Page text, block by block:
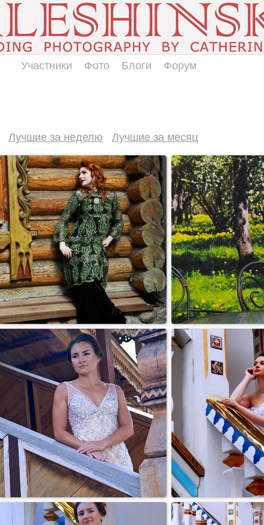
Участники Фото Блоги Форум
Лучшие за неделю Лучшие за месяц